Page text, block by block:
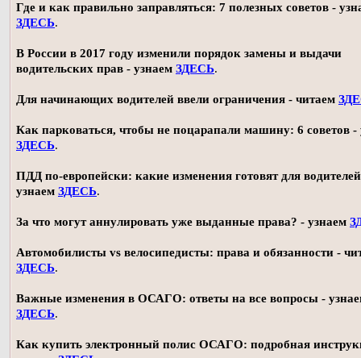
Где и как правильно заправляться: 7 полезных советов -
ЗДЕСЬ.
В России в 2017 году изменили порядок замены и выдачи
водительских прав - узнаем ЗДЕСЬ.
Для начинающих водителей ввели ограничения - читаем
Как парковаться, чтобы не поцарапали машину: 6 советов -
ЗДЕСЬ.
ПДД по-европейски: какие изменения готовят для
узнаем ЗДЕСЬ.
За что могут аннулировать уже выданные права? - узнаем
Автомобилисты vs велосипедисты: права и обязанности -
ЗДЕСЬ.
Важные изменения в ОСАГО: ответы на все вопросы -
ЗДЕСЬ.
Как купить электронный полис ОСАГО: подробная